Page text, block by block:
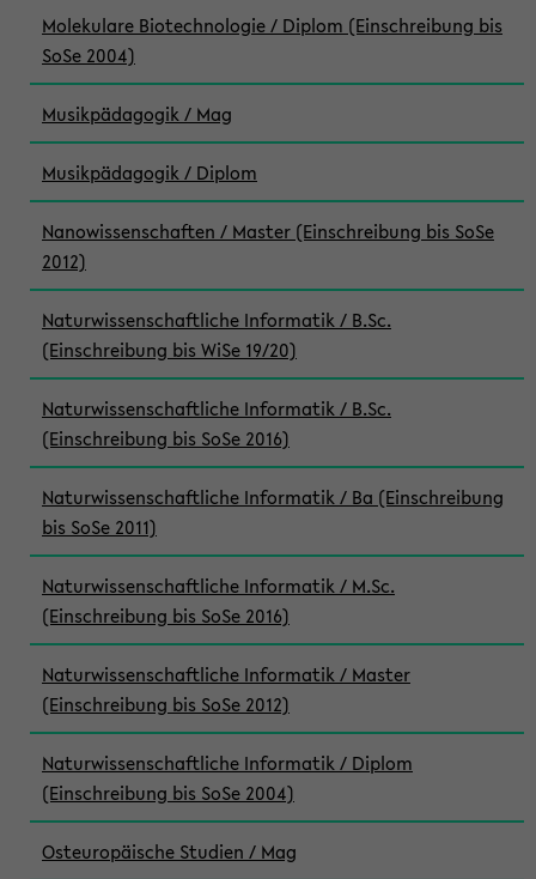
Molekulare Biotechnologie / Diplom (Einschreibung bis
SoSe 2004)
Musikpädagogik / Mag
Musikpädagogik / Diplom
Nanowissenschaften / Master (Einschreibung bis SoSe
2012)
Naturwissenschaftliche Informatik / B.Sc.
(Einschreibung bis WiSe 19/20)
Naturwissenschaftliche Informatik / B.Sc.
(Einschreibung bis SoSe 2016)
Naturwissenschaftliche Informatik / Ba (Einschreibung
bis SoSe 2011)
Naturwissenschaftliche Informatik / M.Sc.
(Einschreibung bis SoSe 2016)
Naturwissenschaftliche Informatik / Master
(Einschreibung bis SoSe 2012)
Naturwissenschaftliche Informatik / Diplom
(Einschreibung bis SoSe 2004)
Osteuropäische Studien / Mag